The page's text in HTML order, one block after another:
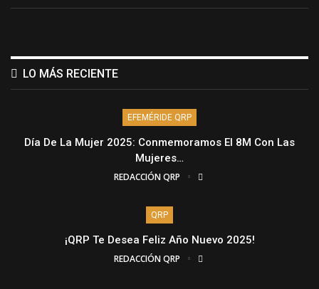
LO MÁS RECIENTE
EFEMÉRIDE QRP
Día De La Mujer 2025: Conmemoramos El 8M Con Las
Mujeres…
REDACCIÓN QRP
QRP
¡QRP Te Desea Feliz Año Nuevo 2025!
REDACCIÓN QRP